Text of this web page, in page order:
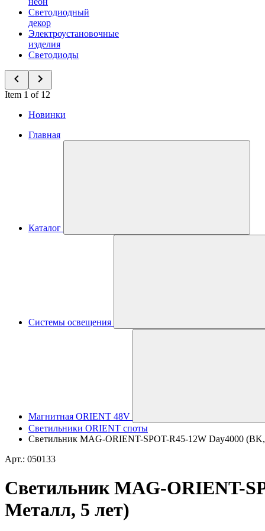
Светодиодный
декор
Электроустановочные
изделия
Светодиоды
Item 1 of 12
Новинки
Главная
Каталог
Системы освещения
Магнитная ORIENT 48V
Светильники ORIENT споты
Светильник MAG-ORIENT-SPOT-R45-12W Day4000
Арт.: 050133
Светильник MAG-ORIENT-
Металл, 5 лет)